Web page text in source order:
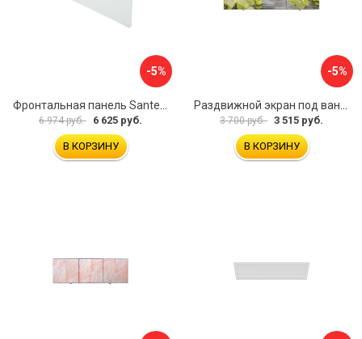
-5%
6 974 руб. 6 625 руб.
В КОРЗИНУ
-5%
3 700 руб. 3 515 руб.
В КОРЗИНУ